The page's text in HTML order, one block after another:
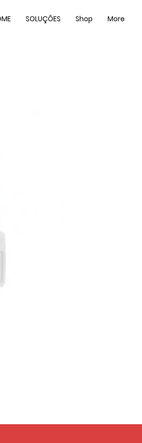
SOLUÇÕES Shop More